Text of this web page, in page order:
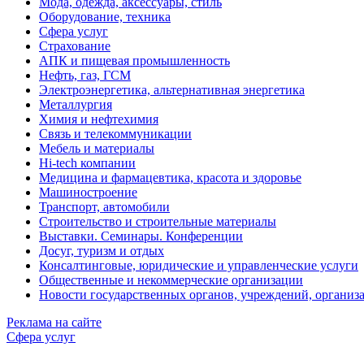
Оборудование, техника
Сфера услуг
Страхование
АПК и пищевая промышленность
Нефть, газ, ГСМ
Электроэнергетика, альтернативная энергетика
Металлургия
Химия и нефтехимия
Связь и телекоммуникации
Мебель и материалы
Hi-tech компании
Медицина и фармацевтика, красота и здоровье
Машиностроение
Транспорт, автомобили
Строительство и строительные материалы
Выставки. Семинары. Конференции
Досуг, туризм и отдых
Консалтинговые, юридические и управленческие услуги
Общественные и некоммерческие организации
Новости государственных органов, учреждений,
Реклама на сайте
Сфера услуг